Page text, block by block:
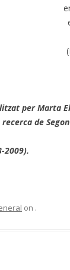
per Marta
de
2009).
on .